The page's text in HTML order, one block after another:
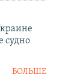
судно
БОЛЬШЕ